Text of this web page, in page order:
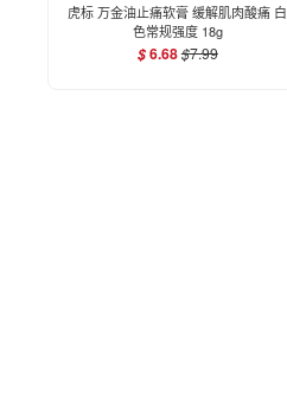
虎标 万金油止痛软膏 缓解肌肉酸痛 白
色常规强度 18g
$6.68$7.99